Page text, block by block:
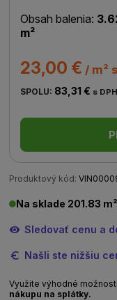
Obsah balenia:
m²
23,00 € / m²
SPOLU: 83,31 € s DPH
Produktový kód:
Na sklade 201.83 m²
Sledovať cenu a
Našli ste nižšiu
Využite výhodné možnosti
nákupu na splátky.